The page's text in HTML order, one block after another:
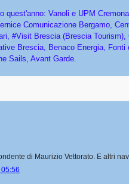
quest'anno: Vanoli e UPM
Comunicazione Bergamo,
#Visit Brescia (Brescia Tourism),
Brescia, Benaco Energia, Fonti
Sails, Avant Garde.
di Maurizio Vettorato. E altri